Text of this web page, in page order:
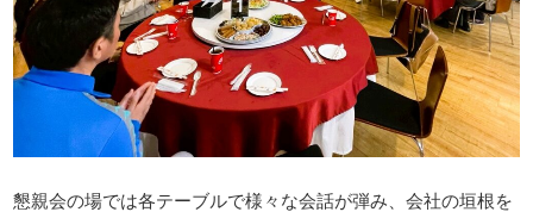
懇親会の場では各テーブルで様々な会話が弾み、会社の垣根を